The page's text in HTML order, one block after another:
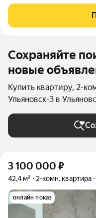
Здесь продумано всё
двор без машин,
Сохраняйте
новые
Купить квартиру, 2-
Ульяновск-3 в
3 100 000 ₽
42,4 м² 2-комн. квартира
онлайн показ